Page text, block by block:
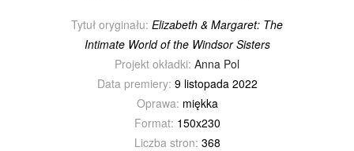
Tytuł oryginału: Elizabeth & Margaret: The
Intimate World of the Windsor Sisters
Projekt okładki: Anna Pol
Data premiery: 9 listopada 2022
Oprawa: miękka
Format: 150x230
Liczba stron: 368